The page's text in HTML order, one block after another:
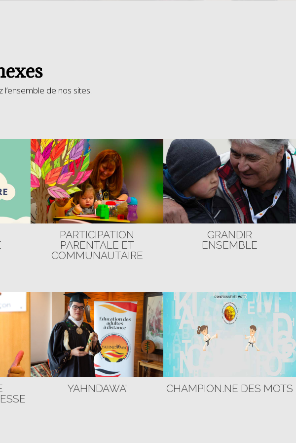
de nos sites.
PARTICIPATION
PARENTALE ET
COMMUNAUTAIRE
GRANDIR
ENSEMBLE
YAHNDAWA’ CHAMPION.NE DES MOTS